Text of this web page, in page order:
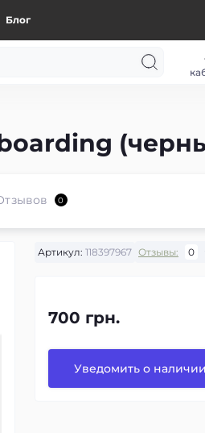
Блог
0
Артикул: 118397967 Отзывы: 0
700 грн.
Уведомить о